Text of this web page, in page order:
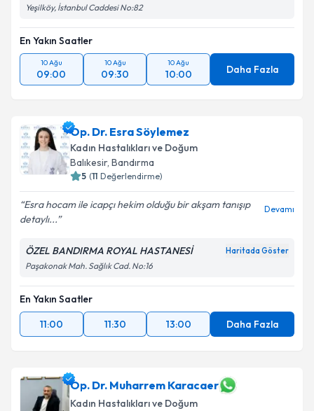
Yeşilköy, İstanbul Caddesi No:82
En Yakın Saatler
10 Ağu
09:00
10 Ağu
09:30
10 Ağu
10:00 Daha Fazla
Op. Dr. Esra Söylemez
Kadın Hastalıkları ve Doğum
Balıkesir, Bandırma
5 (11 Değerlendirme)
Esra hocam ile icapçı hekim olduğu bir akşam tanışıp
detaylı...
Devamı
ÖZEL BANDIRMA ROYAL HASTANESİ Haritada Göster
Paşakonak Mah. Sağlık Cad. No:16
En Yakın Saatler
11:00
11:30 13:00 Daha Fazla
Op. Dr. Muharrem Karacaer
Kadın Hastalıkları ve Doğum